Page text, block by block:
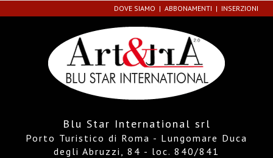
DOVE SIAMO ABBONAMENTI INSERZIONI
Blu Star International srl
Porto Turistico di Roma - Lungomare Duca
degli Abruzzi, 84 - loc. 840/841